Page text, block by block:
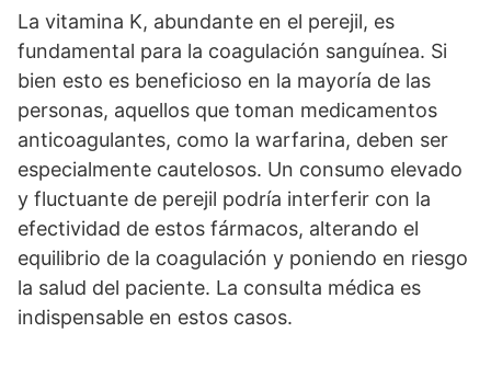
La vitamina K, abundante en el perejil, es
fundamental para la coagulación sanguínea. Si
bien esto es beneficioso en la mayoría de las
personas, aquellos que toman medicamentos
anticoagulantes, como la warfarina, deben ser
especialmente cautelosos. Un consumo elevado
y fluctuante de perejil podría interferir con la
efectividad de estos fármacos, alterando el
equilibrio de la coagulación y poniendo en riesgo
la salud del paciente. La consulta médica es
indispensable en estos casos.